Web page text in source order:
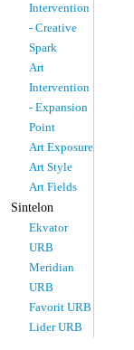
Intervention
- Creative
Spark
Art
Intervention
- Expansion
Point
Art Exposure
Art Style
Art Fields
Sintelon
Ekvator
URB
Meridian
URB
Favorit URB
Lider URB